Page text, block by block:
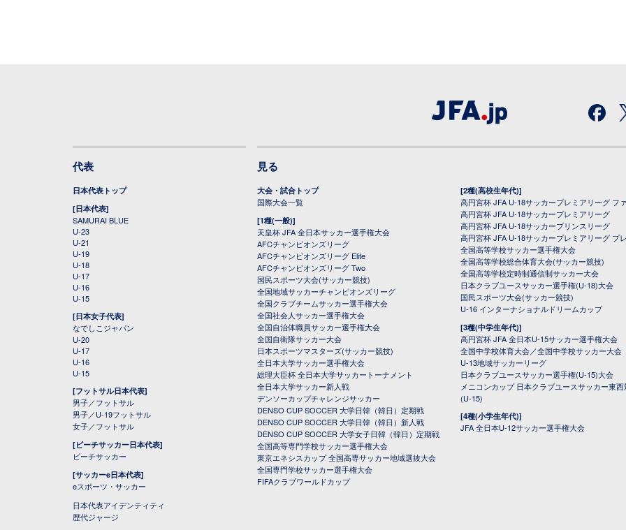
代表
日本代表トップ
[日本代表]
SAMURAI BLUE
U-23
U-21
U-19
U-18
U-17
U-16
U-15
[日本女子代表]
なでしこジャパン
U-20
U-17
U-16
U-15
[フットサル日本代表]
男子／フットサル
男子／U-19フットサル
女子／フットサル
[ビーチサッカー日本代表]
ビーチサッカー
[サッカーe日本代表]
eスポーツ・サッカー
日本代表アイデンティティ
歴代ジャージ
見る
大会・試合トップ
国際大会一覧
[1種(一般)]
天皇杯 JFA 全日本サッカー選手権大会
AFCチャンピオンズリーグ
AFCチャンピオンズリーグ Elite
AFCチャンピオンズリーグ Two
国民スポーツ大会(サッカー競技)
全国地域サッカーチャンピオンズリーグ
全国クラブチームサッカー選手権大会
全国社会人サッカー選手権大会
全国自治体職員サッカー選手権大会
全国自衛隊サッカー大会
日本スポーツマスターズ(サッカー競技)
全日本大学サッカー選手権大会
総理大臣杯 全日本大学サッカートーナメント
全日本大学サッカー新人戦
デンソーカップチャレンジサッカー
DENSO CUP SOCCER 大学日韓（韓日）定期戦
DENSO CUP SOCCER 大学日韓（韓日）新人戦
DENSO CUP SOCCER 大学女子日韓（韓日）定期戦
全国高等専門学校サッカー選手権大会
東京エネシスカップ 全国高専サッカー地域選抜大会
全国専門学校サッカー選手権大会
FIFAクラブワールドカップ
[2種(高校生年代)]
高円宮杯 JFA U-18サッカープレミアリーグ フ
高円宮杯 JFA U-18サッカープレミアリーグ
高円宮杯 JFA U-18サッカープリンスリーグ
高円宮杯 JFA U-18サッカープレミアリーグ プ
全国高等学校サッカー選手権大会
全国高等学校総合体育大会(サッカー競技)
全国高等学校定時制通信制サッカー大会
日本クラブユースサッカー選手権(U-18)大会
国民スポーツ大会(サッカー競技)
U-16 インターナショナルドリームカップ
[3種(中学生年代)]
高円宮杯 JFA 全日本U-15サッカー選手権大会
全国中学校体育大会／全国中学校サッカー大会
U-13地域サッカーリーグ
日本クラブユースサッカー選手権(U-15)大会
メニコンカップ 日本クラブユースサッカー東
(U-15)
[4種(小学生年代)]
JFA 全日本U-12サッカー選手権大会